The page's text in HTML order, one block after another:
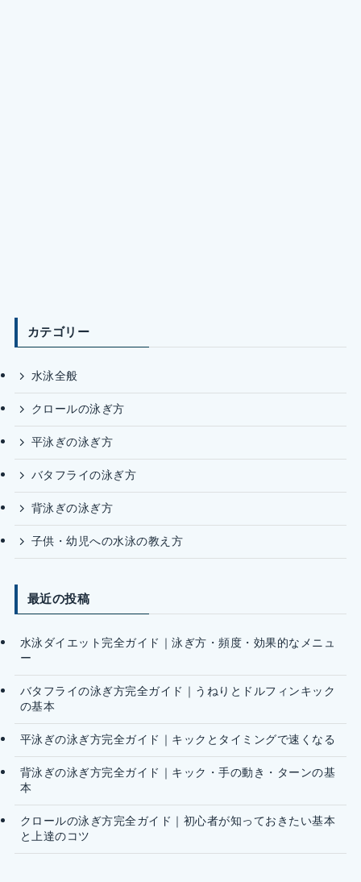
カテゴリー
水泳全般
クロールの泳ぎ方
平泳ぎの泳ぎ方
バタフライの泳ぎ方
背泳ぎの泳ぎ方
子供・幼児への水泳の教え方
最近の投稿
水泳ダイエット完全ガイド｜泳ぎ方・頻度・効果的なメニュ
ー
バタフライの泳ぎ方完全ガイド｜うねりとドルフィンキック
の基本
平泳ぎの泳ぎ方完全ガイド｜キックとタイミングで速くなる
背泳ぎの泳ぎ方完全ガイド｜キック・手の動き・ターンの基
本
クロールの泳ぎ方完全ガイド｜初心者が知っておきたい基本
と上達のコツ